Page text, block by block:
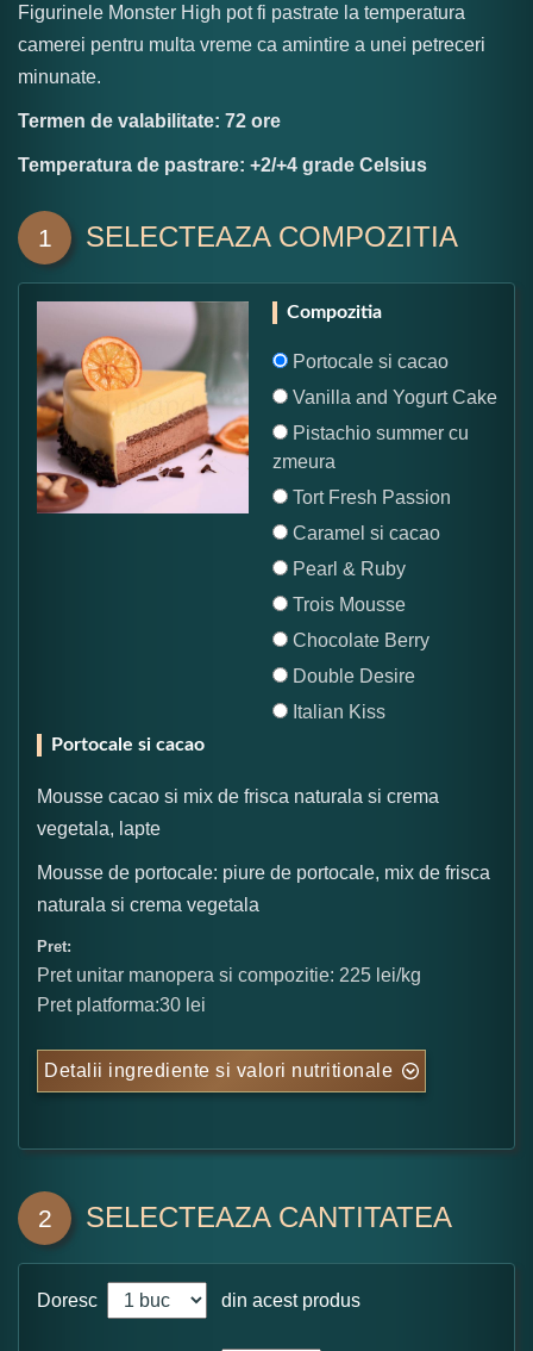
Figurinele Monster High pot fi pastrate la temperatura
camerei pentru multa vreme ca amintire a unei petreceri
minunate.
Termen de valabilitate: 72 ore
Temperatura de pastrare: +2/+4 grade Celsius
1 SELECTEAZA COMPOZITIA
Compozitia
Portocale si cacao
Vanilla and Yogurt Cake
Pistachio summer cu
zmeura
Tort Fresh Passion
Caramel si cacao
Pearl & Ruby
Trois Mousse
Chocolate Berry
Double Desire
Italian Kiss
Portocale si cacao
Mousse cacao si mix de frisca naturala si crema
vegetala, lapte
Mousse de portocale: piure de portocale, mix de frisca
naturala si crema vegetala
Pret:
Pret unitar manopera si compozitie: 225 lei/kg
Pret platforma:30 lei
Detalii ingrediente si valori nutritionale
2 SELECTEAZA CANTITATEA
Doresc din acest produs